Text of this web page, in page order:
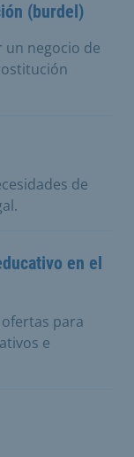
(burdel)
negocio de
de
en el
para
e